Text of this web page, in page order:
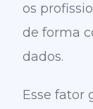
os
de forma
dados.
Esse fator